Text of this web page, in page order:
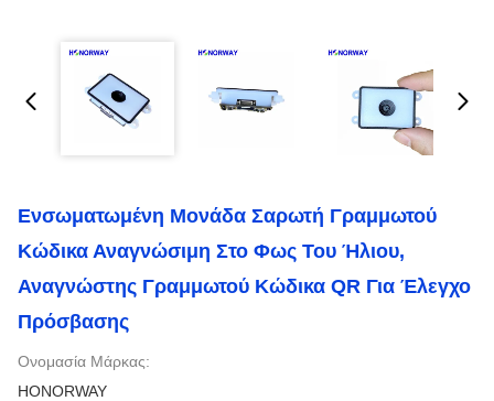
Ενσωματωμένη Μονάδα Σαρωτή Γραμμωτού
Κώδικα Αναγνώσιμη Στο Φως Του Ήλιου,
Αναγνώστης Γραμμωτού Κώδικα QR Για Έλεγχο
Πρόσβασης
Ονομασία Μάρκας:
HONORWAY